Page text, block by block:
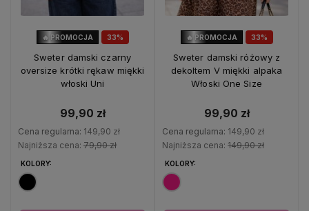
33%
🔥 PROMOCJA
Sweter damski czarny
oversize krótki rękaw miękki
włoski Uni
99,90 zł
Cena regularna: 149,90 zł
Najniższa cena: 79,90 zł
KOLORY:
33%
🔥 PROMOCJA
Sweter damski różowy z
dekoltem V miękki alpaka
Włoski One Size
99,90 zł
Cena regularna: 149,90 zł
Najniższa cena: 149,90 zł
KOLORY: